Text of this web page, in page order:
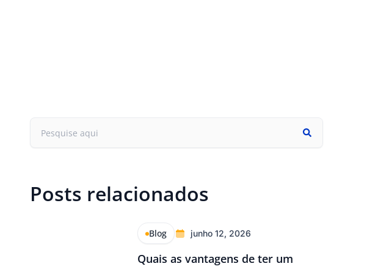
Posts relacionados
Blog junho 12, 2026
Quais as vantagens de ter um